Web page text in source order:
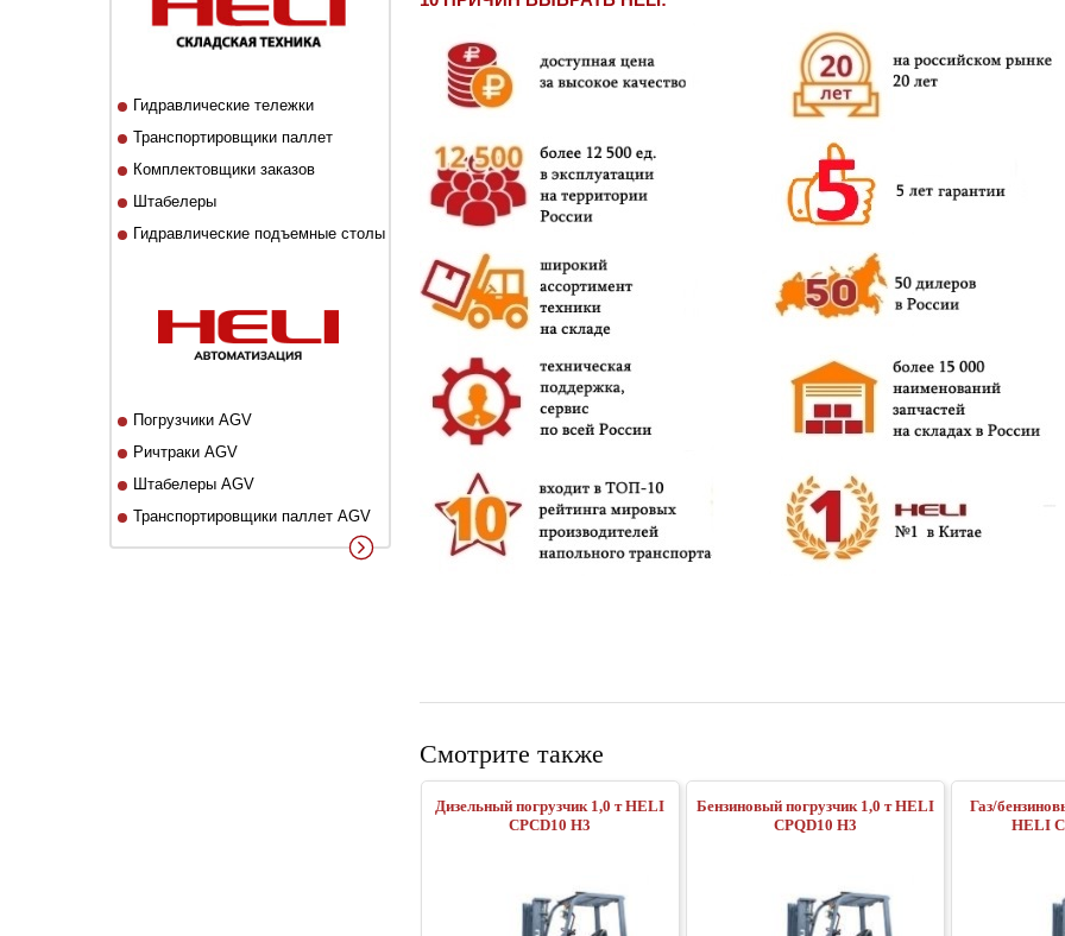
Гидравлические тележки
Транспортировщики паллет
Комплектовщики заказов
Штабелеры
Гидравлические подъемные столы
Погрузчики AGV
Ричтраки AGV
Штабелеры AGV
Транспортировщики паллет AGV
Смотрите также
Дизельный погрузчик 1,0 т HELI
CPСD10 H3
Бензиновый погрузчик 1,0 т HELI
CPQD10 H3
Газ/
HELI